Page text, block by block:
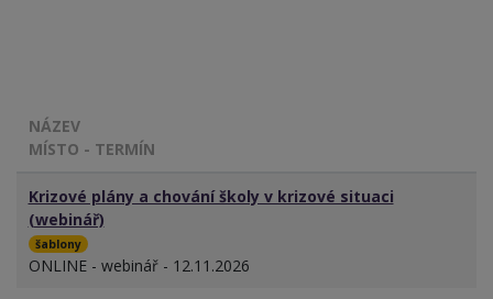
NÁZEV
MÍSTO - TERMÍN
Krizové plány a chování školy v krizové situaci
(webinář)
šablony
ONLINE - webinář - 12.11.2026